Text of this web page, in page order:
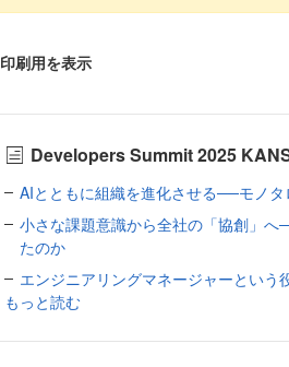
印刷用を表示
Developers Summit 2025
AIとともに組織を進化させる──モノ
小さな課題意識から全社の「協創」
たのか
エンジニアリングマネージャーとい
もっと読む